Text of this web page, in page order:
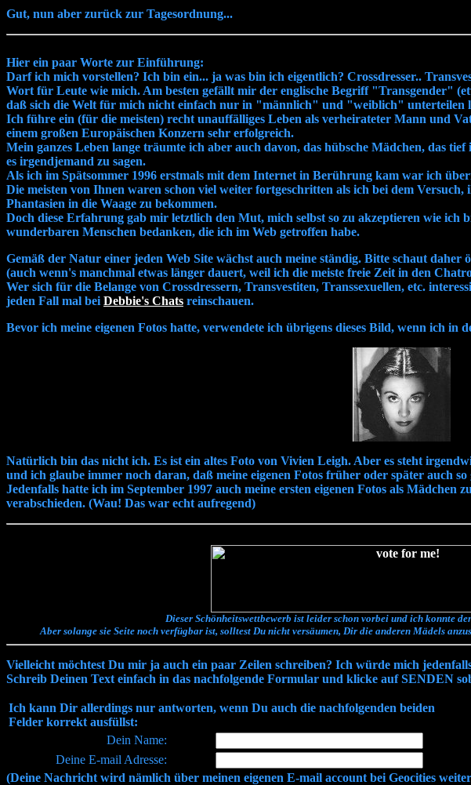
Gut, nun aber zurück zur Tagesordnung...
Hier ein paar Worte zur Einführung:
Darf ich mich vorstellen? Ich bin ein... ja was bin ich eigentlich? Crossdresser..
Wort für Leute wie mich. Am besten gefällt mir der englische Begriff "Transgender"
daß sich die Welt für mich nicht einfach nur in "männlich" und "weiblich" unterteilen
Ich führe ein (für die meisten) recht unauffälliges Leben als verheirateter Mann und
einem großen Europäischen Konzern sehr erfolgreich.
Mein ganzes Leben lange träumte ich aber auch davon, das hübsche Mädchen, das
es irgendjemand zu sagen.
Als ich im Spätsommer 1996 erstmals mit dem Internet in Berührung kam war ich
Die meisten von Ihnen waren schon viel weiter fortgeschritten als ich bei dem
Phantasien in die Waage zu bekommen.
Doch diese Erfahrung gab mir letztlich den Mut, mich selbst so zu akzeptieren wie ich
wunderbaren Menschen bedanken, die ich im Web getroffen habe.
Gemäß der Natur einer jeden Web Site wächst auch meine ständig. Bitte schaut
(auch wenn's manchmal etwas länger dauert, weil ich die meiste freie Zeit in den
Wer sich für die Belange von Crossdressern, Transvestiten, Transsexuellen, etc.
jeden Fall mal bei Debbie's Chats reinschauen.
Bevor ich meine eigenen Fotos hatte, verwendete ich übrigens dieses Bild, wenn ich in
Natürlich bin das nicht ich. Es ist ein altes Foto von Vivien Leigh. Aber es steht
und ich glaube immer noch daran, daß meine eigenen Fotos früher oder später auch
Jedenfalls hatte ich im September 1997 auch meine ersten eigenen Fotos als
verabschieden. (Wau! Das war echt aufregend)
Dieser Schönheitswettbewerb ist leider schon vorbei und ich konnte
Aber solange sie Seite noch verfügbar ist, solltest Du nicht versäumen, Dir die anderen Mädels
Vielleicht möchtest Du mir ja auch ein paar Zeilen schreiben? Ich würde mich
Schreib Deinen Text einfach in das nachfolgende Formular und klicke auf SENDEN
Ich kann Dir allerdings nur antworten, wenn Du auch die nachfolgenden beiden
Felder korrekt ausfüllst:
Dein Name:
Deine E-mail Adresse:
(Deine Nachricht wird nämlich über meinen eigenen E-mail account bei Geocities